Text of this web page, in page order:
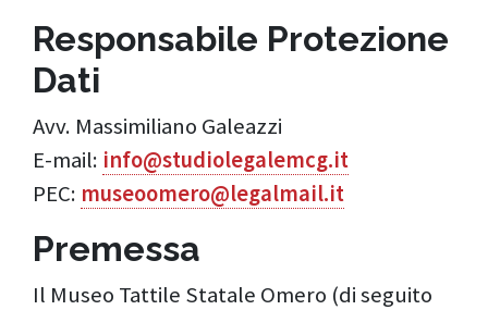
Responsabile Protezione
Dati
Avv. Massimiliano Galeazzi
E-mail: info@studiolegalemcg.it
PEC: museoomero@legalmail.it
Premessa
Il Museo Tattile Statale Omero (di seguito